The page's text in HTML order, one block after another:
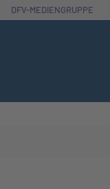
DFV-MEDIENGRUPPE